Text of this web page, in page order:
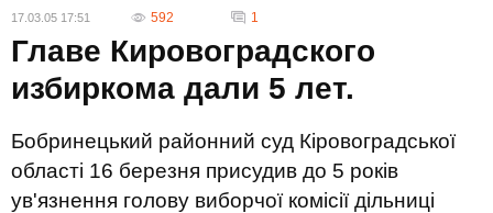
17.03.05 17:51 592 1
Главе Кировоградского
избиркома дали 5 лет.
Бобринецький районний суд Кіровоградської
області 16 березня присудив до 5 років
ув'язнення голову виборчої комісії дільниці